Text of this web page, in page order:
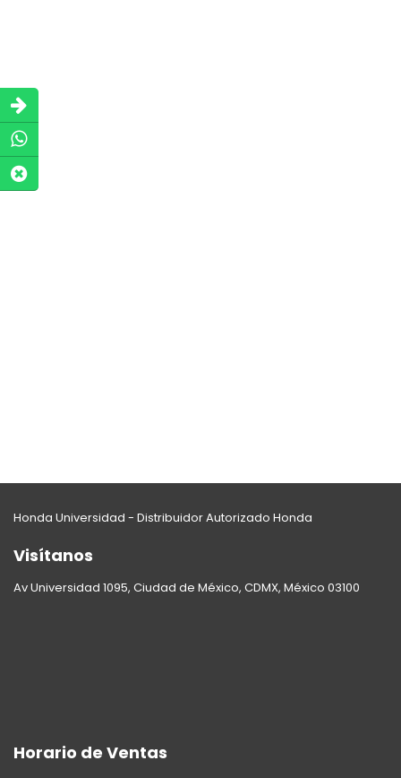
Honda Universidad - Distribuidor Autorizado Honda
Visítanos
Av Universidad 1095, Ciudad de México, CDMX, México 03100
Horario de Ventas